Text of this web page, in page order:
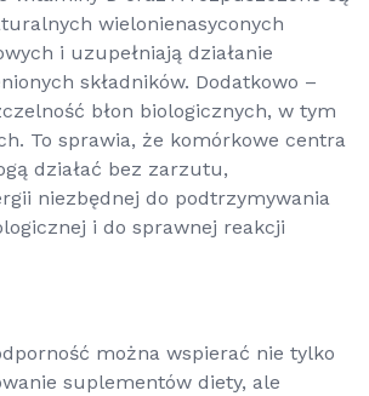
wielonienasyconych
i uzupełniają działanie
składników. Dodatkowo –
błon biologicznych, w tym
To sprawia, że komórkowe centra
działać bez zarzutu,
niezbędnej do podtrzymywania
i do sprawnej reakcji
można wspierać nie tylko
suplementów diety, ale